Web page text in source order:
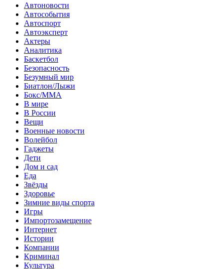
Автоновости
Автособытия
Автоспорт
Автоэксперт
Актеры
Аналитика
Баскетбол
Безопасность
Безумный мир
Биатлон/Лыжи
Бокс/MMA
В мире
В России
Вещи
Военные новости
Волейбол
Гаджеты
Дети
Дом и сад
Еда
Звёзды
Здоровье
Зимние виды спорта
Игры
Импортозамещение
Интернет
Истории
Компании
Криминал
Культура